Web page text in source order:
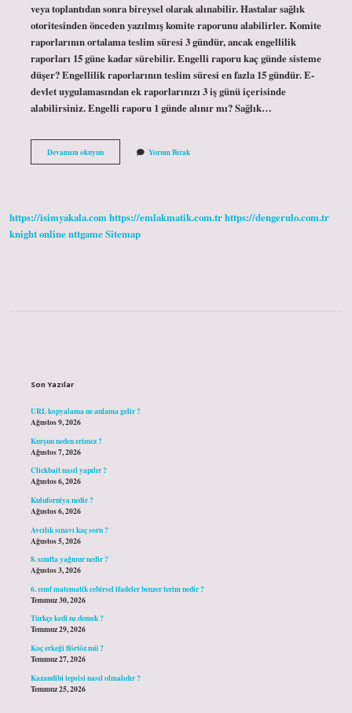
veya toplantıdan sonra bireysel olarak alınabilir. Hastalar sağlık
otoritesinden önceden yazılmış komite raporunu alabilirler. Komite
raporlarının ortalama teslim süresi 3 gündür, ancak engellilik
raporları 15 güne kadar sürebilir. Engelli raporu kaç günde sisteme
düşer? Engellilik raporlarının teslim süresi en fazla 15 gündür. E-
devlet uygulamasından ek raporlarınızı 3 iş günü içerisinde
alabilirsiniz. Engelli raporu 1 günde alınır mı? Sağlık…
Devamını okuyunYeni
Engelli
Yorum Bırak
https://isimyakala.comhttps://emlakmatik.com.trhttps://dengerulo.com.tr
knight onlinenttgameSitemap
Son Yazılar
URL kopyalama ne anlama gelir ?
Ağustos 9, 2026
Kurşun neden erimez ?
Ağustos 7, 2026
Clickbait nasıl yapılır ?
Ağustos 6, 2026
Kuluforniya nedir ?
Ağustos 6, 2026
Avcılık sınavı kaç soru ?
Ağustos 5, 2026
8. sınıfta yağmur nedir ?
Ağustos 3, 2026
6. sınıf matematik cebirsel ifadeler benzer terim nedir ?
Temmuz 30, 2026
Türkçe kedi ne demek ?
Temmuz 29, 2026
Koç erkeği flörtöz mü ?
Temmuz 27, 2026
Kazandibi tepsisi nasıl olmalıdır ?
Temmuz 25, 2026